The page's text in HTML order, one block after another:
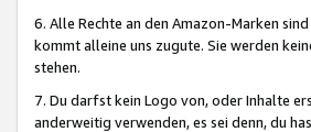
6. Alle Rechte an den Amazon-Marken
kommt alleine uns zugute. Sie werden
stehen.
7. Du darfst kein Logo von, oder Inhalte
anderweitig verwenden, es sei denn, du